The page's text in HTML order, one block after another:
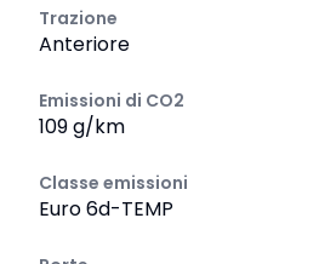
Trazione
Anteriore
Emissioni di CO2
109 g/km
Classe emissioni
Euro 6d-TEMP